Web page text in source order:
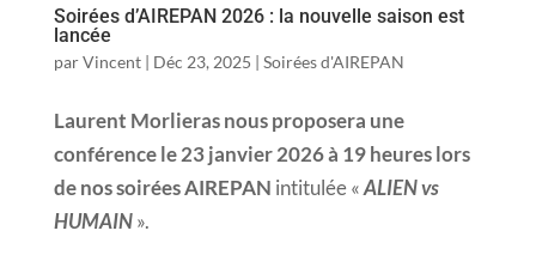
Soirées d’AIREPAN 2026 : la nouvelle saison est
lancée
parVincent| Déc 23, 2025 | Soirées d'AIREPAN
Laurent Morlieras nous proposera une
conférence le 23 janvier 2026 à 19 heures lors
de nos soirées AIREPAN intitulée «ALIEN vs
HUMAIN ».